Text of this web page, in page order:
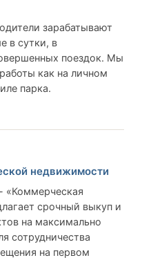
зарабатывают
в сутки, в
поездок. Мы
как на личном
парка.
недвижимости
«Коммерческая
срочный выкуп и
на максимально
сотрудничества
на первом